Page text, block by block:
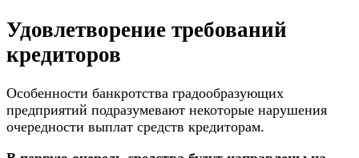
Удовлетворение требований
кредиторов
Особенности банкротства градообразующих
предприятий подразумевают некоторые нарушения
очередности выплат средств кредиторам.